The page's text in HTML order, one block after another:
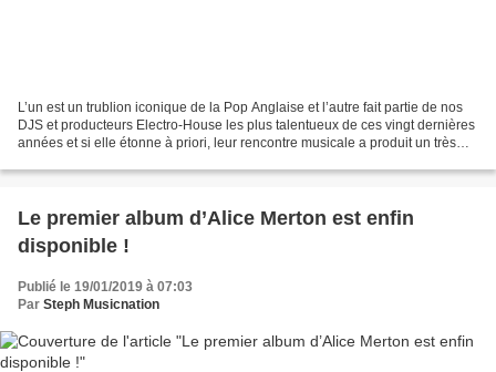
L’un est un trublion iconique de la Pop Anglaise et l’autre fait partie de nos
DJS et producteurs Electro-House les plus talentueux de ces vingt dernières
années et si elle étonne à priori, leur rencontre musicale a produit un très
Le premier album d’Alice Merton est enfin
disponible !
Publié le 19/01/2019 à 07:03
Par Steph Musicnation